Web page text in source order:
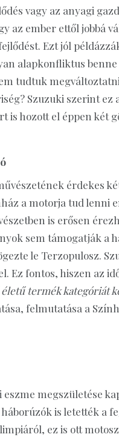
vagy az anyagi
az ember ettől jobbá
Ezt jól
alapkonfliktus
tudtuk
Szuzuki szerint ez
is hozott el éppen két
érdekes
a motorja tud lenni
is erősen
sem támogatják a
le Terzopulosz.
Ez fontos, hiszen az
termék kategóriát
felmutatása a
megszületése
is letették a
ez is ott